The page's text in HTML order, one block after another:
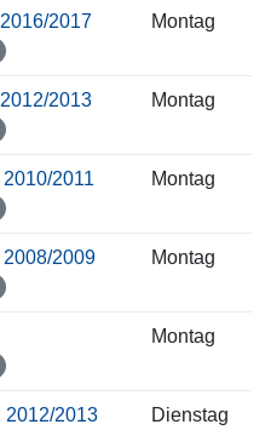
2017 Montag
2013 Montag
2011 Montag
2009 Montag
Montag
2012/2013 Dienstag